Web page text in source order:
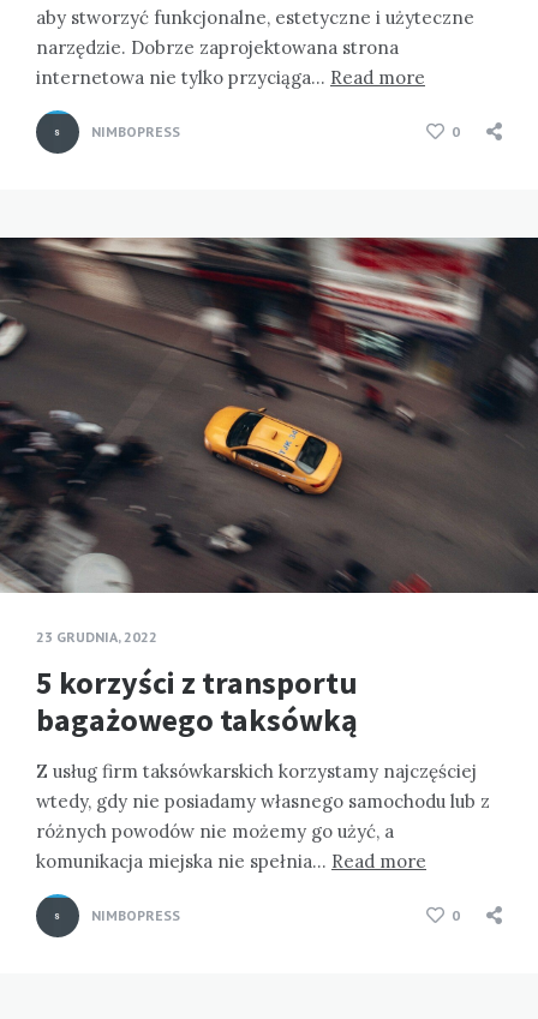
aby stworzyć funkcjonalne, estetyczne i użyteczne
narzędzie. Dobrze zaprojektowana strona
internetowa nie tylko przyciąga… Read more
NIMBOPRESS 0
23 GRUDNIA, 2022
5 korzyści z transportu
bagażowego taksówką
Z usług firm taksówkarskich korzystamy najczęściej
wtedy, gdy nie posiadamy własnego samochodu lub z
różnych powodów nie możemy go użyć, a
komunikacja miejska nie spełnia… Read more
NIMBOPRESS 0